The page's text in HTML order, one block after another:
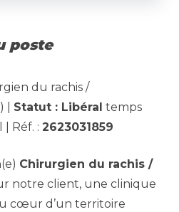
poste
du rachis /
| Statut : Libéral temps
Réf. : 2623031859
Chirurgien du rachis /
notre client, une clinique
cœur d’un territoire